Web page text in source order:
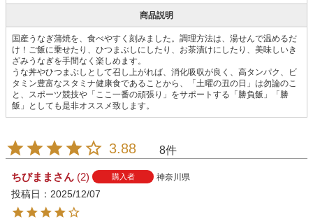
商品説明
国産うなぎ蒲焼を、食べやすく刻みました。調理方法は、湯せんで温めるだ
け！ご飯に乗せたり、ひつまぶしにしたり、お茶漬けにしたり、美味しいき
ざみうなぎを手間なく楽しめます。
うな丼やひつまぶしとして召し上がれば、消化吸収が良く、高タンパク、ビ
タミン豊富なスタミナ健康食であることから、「土曜の丑の日」は勿論のこ
と、スポーツ競技や「ここ一番の頑張り」をサポートする「勝負飯」「勝
飯」としても是非オススメ致します。
3.88 8
ちびまま 2 購入者 神奈川県
投稿日 2025/12/07